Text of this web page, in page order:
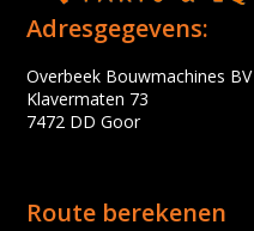
Adresgegevens:
Overbeek Bouwmachines BV
Klavermaten 73
7472 DD Goor
Route berekenen